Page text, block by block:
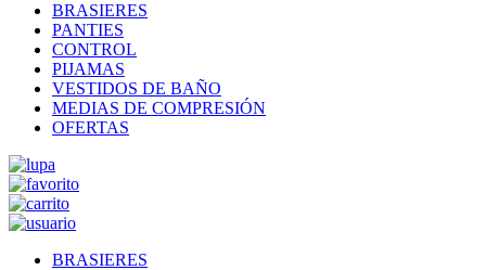
BRASIERES
PANTIES
CONTROL
PIJAMAS
VESTIDOS DE BAÑO
MEDIAS DE COMPRESIÓN
OFERTAS
BRASIERES